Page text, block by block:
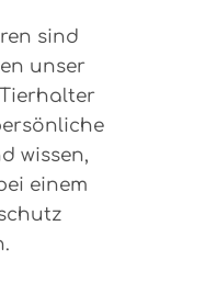
sind
unser
wissen,
einem